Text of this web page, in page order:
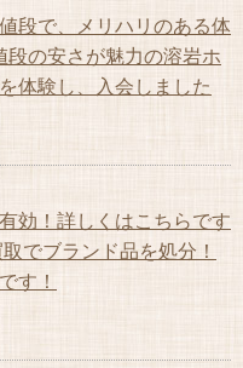
段で、メリハリのある体
の安さが魅力の溶岩ホ
体験し、入会しました
効！詳しくはこちらです
でブランド品を処分！
す！